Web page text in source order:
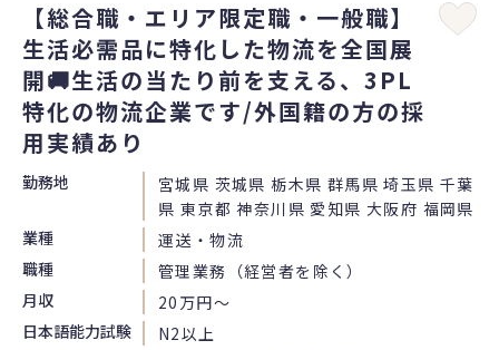
【総合職・エリア限定職・一般職】
生活必需品に特化した物流を全国展
開🚚生活の当たり前を支える、3PL
特化の物流企業です/外国籍の方の採
用実績あり
勤務地
宮城県 茨城県 栃木県 群馬県 埼玉県 千葉
県 東京都 神奈川県 愛知県 大阪府 福岡県
業種
運送・物流
職種
管理業務（経営者を除く）
月収
20万円〜
日本語能力試験
N2以上